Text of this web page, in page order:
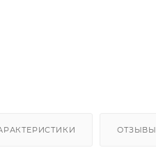
ОТЗЫВЫ